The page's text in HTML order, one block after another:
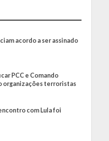
acordo a ser assinado
PCC e Comando
organizações terroristas
com Lula foi